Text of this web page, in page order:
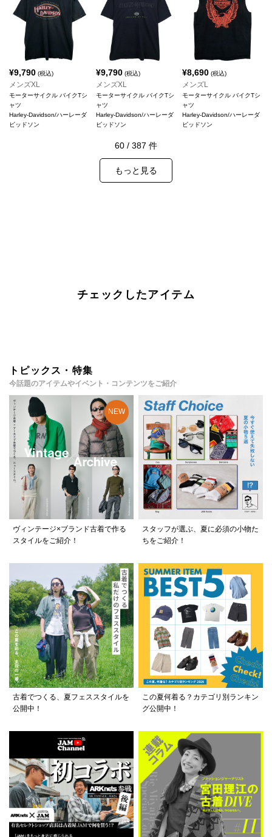
¥9,790 (税込)
メンズXL
モーターサイクル バイクTシ
ャツ
Harley-Davidson/ハーレーダ
ビッドソン
¥9,790(税込)
メンズXL
モーターサイクル バイクTシ
ャツ
Harley-Davidson/ハーレーダ
ビッドソン
¥8,690 (税込)
メンズL
モーターサイクル バイクTシ
ャツ
Harley-Davidson/ハーレーダ
ビッドソン
60 / 387 件
もっと見る
チェックしたアイテム
トピックス・特集
今話題のアイテムやイベント・コンテンツをご紹介
ヴィンテージ×ブランド古着で作る
スタイルをご紹介！
スタッフが選ぶ、夏に必須の小物た
ちをご紹介！
古着でつくる、夏フェススタイルを
公開中！
この夏何着る？カテゴリ別ランキン
グ公開中！